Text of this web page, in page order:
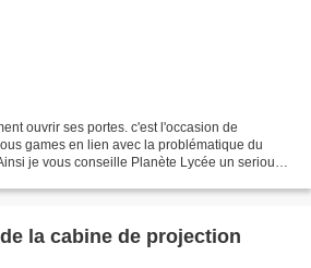
ouvrir ses portes. c'est l'occasion de
games en lien avec la problématique du
je vous conseille Planète Lycée un serious
la cabine de projection